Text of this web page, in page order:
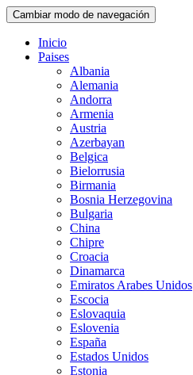
Saltar
al
contenido
Cambiar modo de navegación
Inicio
Paises
Albania
Alemania
Andorra
Armenia
Austria
Azerbayan
Belgica
Bielorrusia
Birmania
Bosnia Herzegovina
Bulgaria
China
Chipre
Croacia
Dinamarca
Emiratos Arabes Unidos
Escocia
Eslovaquia
Eslovenia
España
Estados Unidos
Estonia